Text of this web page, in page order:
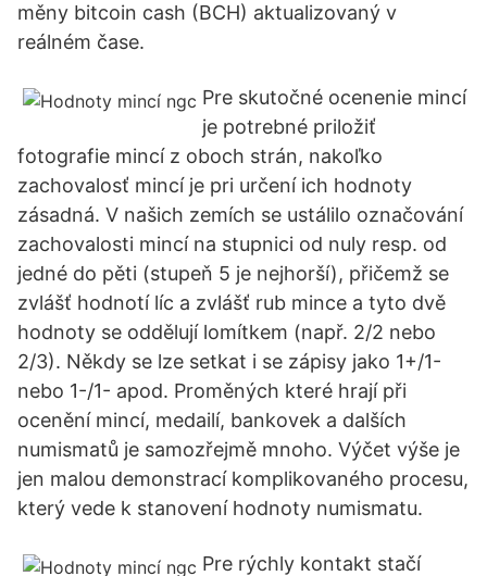
měny bitcoin cash (BCH) aktualizovaný v
reálném čase.
Pre skutočné ocenenie mincí
je potrebné priložiť
fotografie mincí z oboch strán, nakoľko
zachovalosť mincí je pri určení ich hodnoty
zásadná. V našich zemích se ustálilo označování
zachovalosti mincí na stupnici od nuly resp. od
jedné do pěti (stupeň 5 je nejhorší), přičemž se
zvlášť hodnotí líc a zvlášť rub mince a tyto dvě
hodnoty se oddělují lomítkem (např. 2/2 nebo
2/3). Někdy se lze setkat i se zápisy jako 1+/1-
nebo 1-/1- apod. Proměných které hrají při
ocenění mincí, medailí, bankovek a dalších
numismatů je samozřejmě mnoho. Výčet výše je
jen malou demonstrací komplikovaného procesu,
který vede k stanovení hodnoty numismatu.
Pre rýchly kontakt stačí